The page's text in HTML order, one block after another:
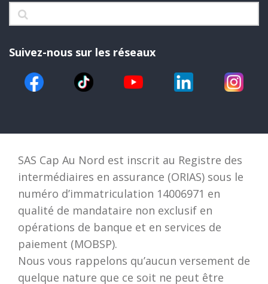
Suivez-nous sur les réseaux
SAS Cap Au Nord est inscrit au Registre des
intermédiaires en assurance (ORIAS) sous le
numéro d’immatriculation 14006971 en
qualité de mandataire non exclusif en
opérations de banque et en services de
paiement (MOBSP).
Nous vous rappelons qu’aucun versement de
quelque nature que ce soit ne peut être